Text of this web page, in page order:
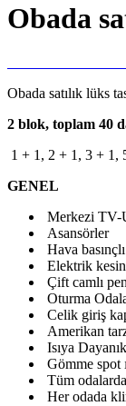
Obada
Obada satılık lüks
2 blok, toplam 40
1 + 1, 2 + 1, 3 + 1,
GENEL
Merkezi TV-
Asansörler
Hava
Elektrik
Çift camlı
Oturma
Celik giriş
Amerikan
Isıya
Gömme spot
Tüm
Her odada